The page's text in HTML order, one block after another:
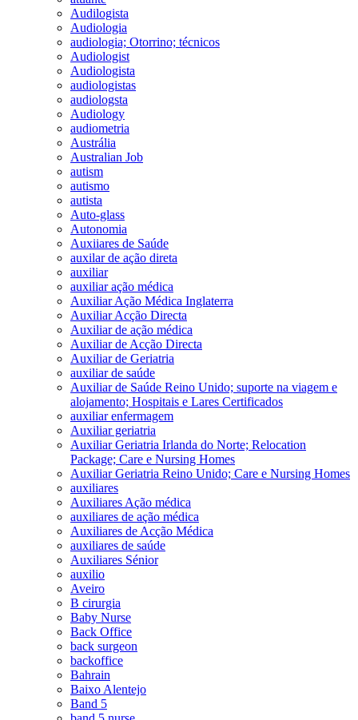
Audilogista
Audiologia
audiologia; Otorrino; técnicos
Audiologist
Audiologista
audiologistas
audiologsta
Audiology
audiometria
Austrália
Australian Job
autism
autismo
autista
Auto-glass
Autonomia
Auxiiares de Saúde
auxilar de ação direta
auxiliar
auxiliar ação médica
Auxiliar Ação Médica Inglaterra
Auxiliar Acção Directa
Auxiliar de ação médica
Auxiliar de Acção Directa
Auxiliar de Geriatria
auxiliar de saúde
Auxiliar de Saúde Reino Unido; suporte na viagem e
alojamento; Hospitais e Lares Certificados
auxiliar enfermagem
Auxiliar geriatria
Auxiliar Geriatria Irlanda do Norte; Relocation
Package; Care e Nursing Homes
Auxiliar Geriatria Reino Unido; Care e Nursing Homes
auxiliares
Auxiliares Ação médica
auxiliares de ação médica
Auxiliares de Acção Médica
auxiliares de saúde
Auxiliares Sénior
auxilio
Aveiro
B cirurgia
Baby Nurse
Back Office
back surgeon
backoffice
Bahrain
Baixo Alentejo
Band 5